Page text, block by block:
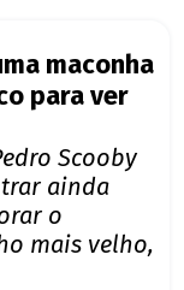
maconha
para ver
Scooby
ainda
o
mais velho,